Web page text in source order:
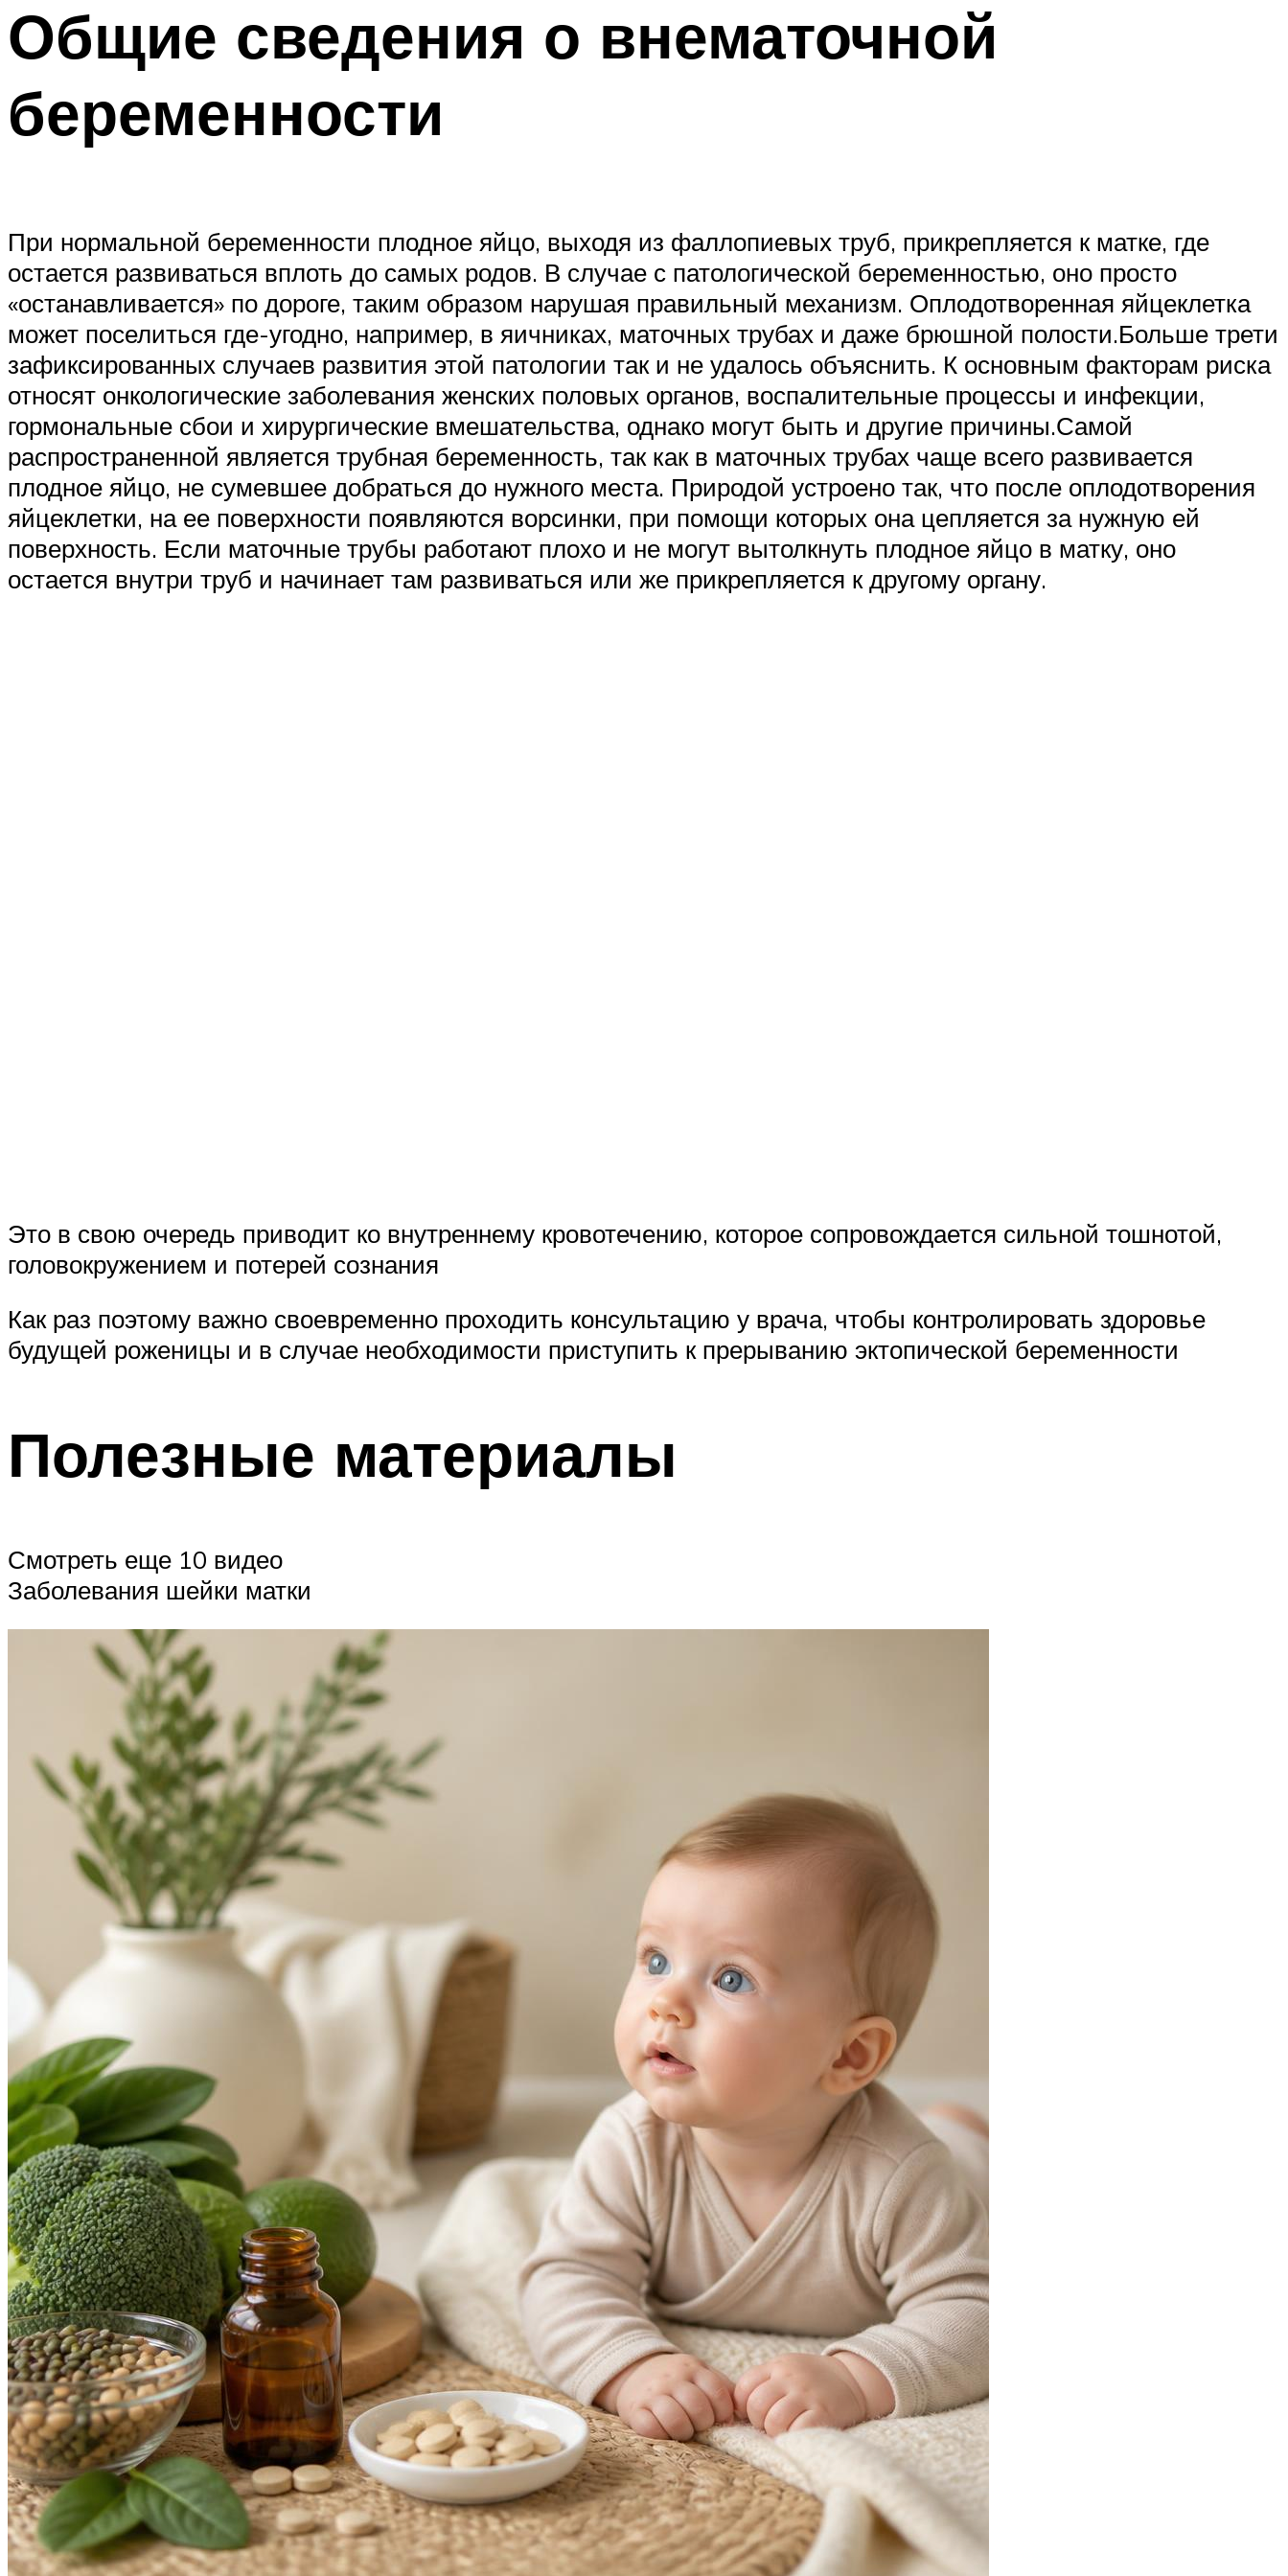
Общие сведения о внематочной
беременности
При нормальной беременности плодное яйцо, выходя из фаллопиевых труб, прикрепляется к матке, где
остается развиваться вплоть до самых родов. В случае с патологической беременностью, оно просто
«останавливается» по дороге, таким образом нарушая правильный механизм. Оплодотворенная яйцеклетка
может поселиться где-угодно, например, в яичниках, маточных трубах и даже брюшной полости.Больше трети
зафиксированных случаев развития этой патологии так и не удалось объяснить. К основным факторам риска
относят онкологические заболевания женских половых органов, воспалительные процессы и инфекции,
гормональные сбои и хирургические вмешательства, однако могут быть и другие причины.Самой
распространенной является трубная беременность, так как в маточных трубах чаще всего развивается
плодное яйцо, не сумевшее добраться до нужного места. Природой устроено так, что после оплодотворения
яйцеклетки, на ее поверхности появляются ворсинки, при помощи которых она цепляется за нужную ей
поверхность. Если маточные трубы работают плохо и не могут вытолкнуть плодное яйцо в матку, оно
остается внутри труб и начинает там развиваться или же прикрепляется к другому органу.
Это в свою очередь приводит ко внутреннему кровотечению, которое сопровождается сильной тошнотой,
головокружением и потерей сознания
Как раз поэтому важно своевременно проходить консультацию у врача, чтобы контролировать здоровье
будущей роженицы и в случае необходимости приступить к прерыванию эктопической беременности
Полезные материалы
Смотреть еще 10 видео
Заболевания шейки матки